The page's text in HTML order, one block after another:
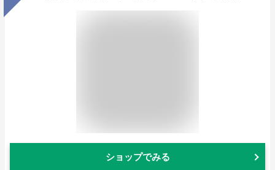
ショップでみる